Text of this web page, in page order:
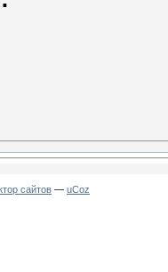
сайтов — uCoz